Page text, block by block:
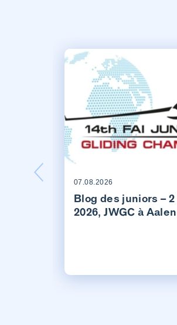
07.08.2026
Blog des juniors –
2026, JWGC à Aalen